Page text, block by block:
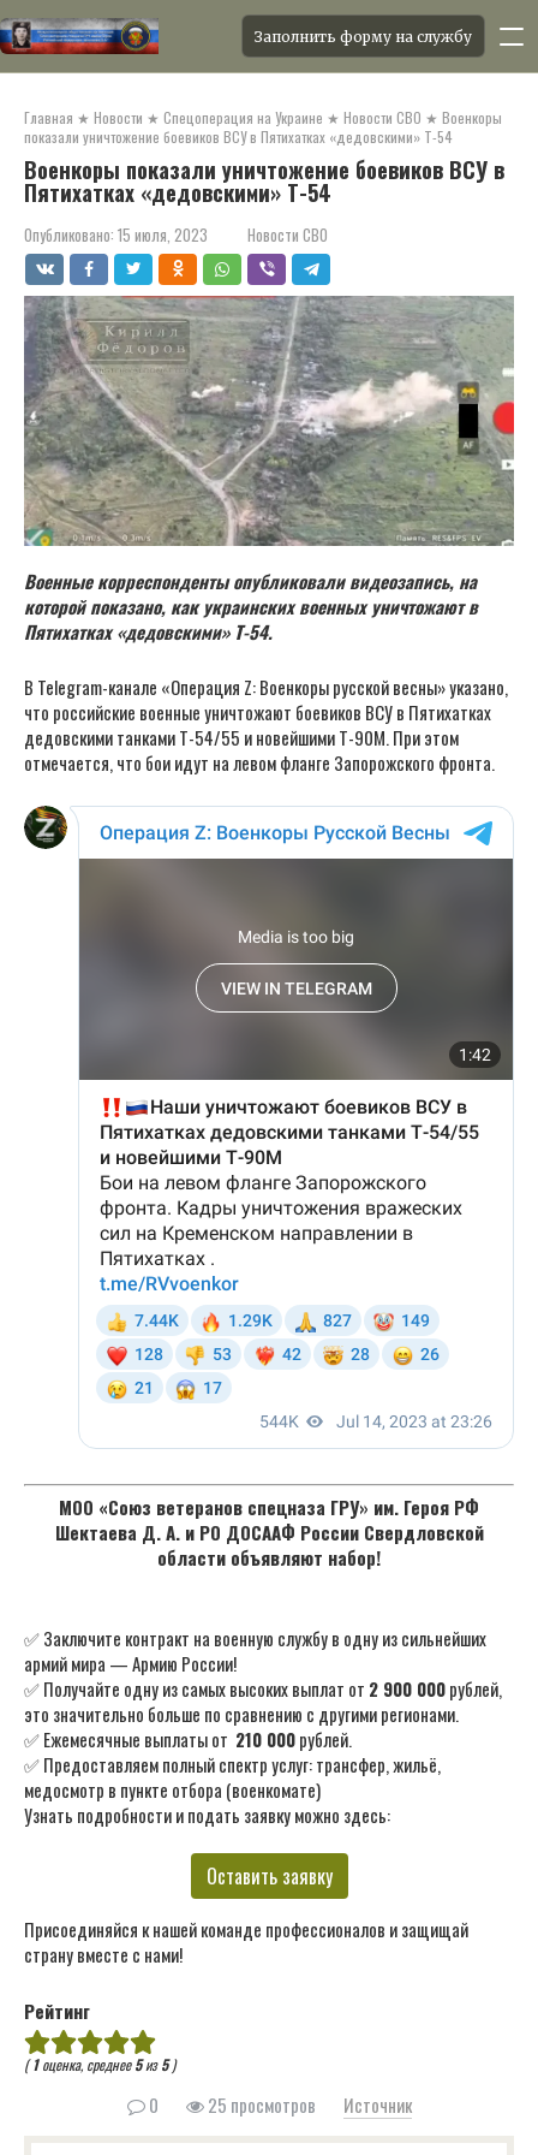
контенту
Заполнить форму на службу
Главная ★ Новости ★ Спецоперация на Украине ★ Новости СВО ★ Военкоры
показали уничтожение боевиков ВСУ в Пятихатках «дедовскими» Т-54
Военкоры показали уничтожение боевиков ВСУ в
Пятихатках «дедовскими» Т-54
Опубликовано: 15 июля, 2023 Новости СВО
Военные корреспонденты опубликовали видеозапись, на
которой показано, как украинских военных уничтожают в
Пятихатках «дедовскими» Т-54.
В Telegram-канале «Операция Z: Военкоры русской весны» указано,
что российские военные уничтожают боевиков ВСУ в Пятихатках
дедовскими танками Т-54/55 и новейшими Т-90М. При этом
отмечается, что бои идут на левом фланге Запорожского фронта.
МОО «Союз ветеранов спецназа ГРУ» им. Героя РФ
Шектаева Д. А. и РО ДОСААФ России Свердловской
области объявляют набор!
✅ Заключите контракт на военную службу в одну из сильнейших
армий мира — Армию России!
✅ Получайте одну из самых высоких выплат от 2 900 000рублей,
это значительно больше по сравнению с другими регионами.
✅ Ежемесячные выплаты от 210 000рублей.
✅ Предоставляем полный спектр услуг: трансфер, жильё,
медосмотр в пункте отбора (военкомате)
Узнать подробности и подать заявку можно здесь:
Оставить заявку
Присоединяйся к нашей команде профессионалов и защищай
страну вместе с нами!
Рейтинг
(1оценка, среднее5из5)
0 25 просмотров Источник